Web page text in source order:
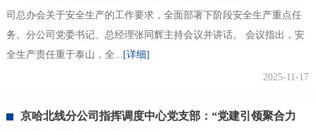
司总办会关于安全生产的工作要求，全面部署下阶段安全生产重点任
务。分公司党委书记、总经理张同辉主持会议并讲话。 会议指出，安
全生产责任重于泰山，全... [详细]
2025-11-17
京哈北线分公司指挥调度中心党支部：“党建引领聚合力